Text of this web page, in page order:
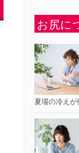
お尻に
夏場の冷え